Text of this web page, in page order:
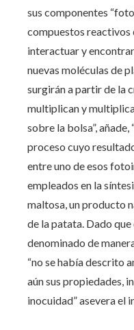
sus componentes
compuestos reactivos
interactuar y
nuevas moléculas de
surgirán a partir de la
multiplican y
sobre la bolsa”,
proceso cuyo
entre uno de esos
empleados en la
maltosa, un producto
de la patata. Dado
denominado de
“no se había descrito
aún sus propiedades,
inocuidad” asevera el